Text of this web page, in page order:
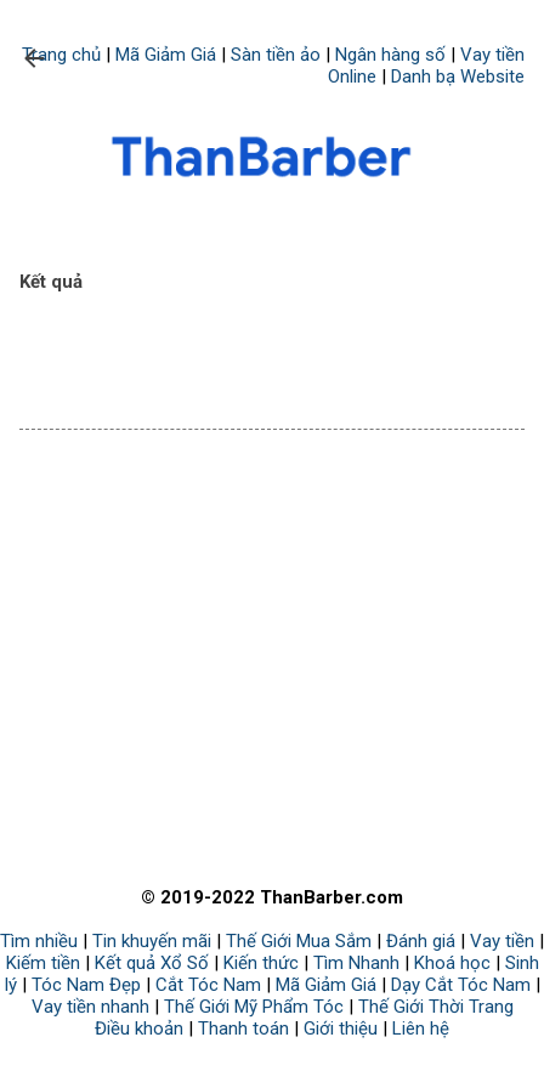
Trang chủ | Mã Giảm Giá | Sàn tiền ảo | Ngân hàng số | Vay tiền
Online | Danh bạ Website
Kết quả
© 2019-2022 ThanBarber.com
Tìm nhiều | Tin khuyến mãi | Thế Giới Mua Sắm | Đánh giá | Vay tiền |
Kiếm tiền | Kết quả Xổ Số| Kiến thức| Tìm Nhanh | Khoá học| Sinh
lý| Tóc Nam Đẹp | Cắt Tóc Nam | Mã Giảm Giá| Dạy Cắt Tóc Nam |
Vay tiền nhanh | Thế Giới Mỹ Phẩm Tóc| Thế Giới Thời Trang
Điều khoản | Thanh toán | Giới thiệu | Liên hệ